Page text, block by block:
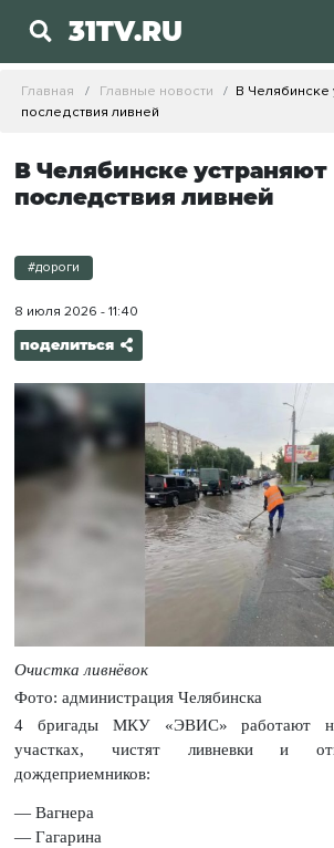
31TV.RU
Главная Главные новости
В Челябинске
последствия ливней
В Челябинске устраняют
последствия ливней
#дороги
8 июля 2026 - 11:40
поделиться
Очистка ливнёвок
Фото: администрация Челябинска
4 бригады МКУ «ЭВИС» работают
участках, чистят ливневки и
дождеприемников:
— Вагнера
— Гагарина